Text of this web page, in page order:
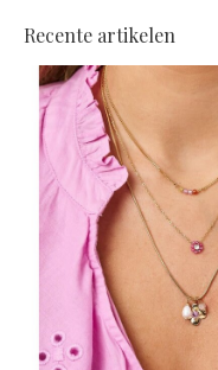
Recente artikelen